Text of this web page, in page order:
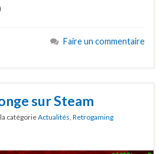
Faire un commentaire
sur Steam
catégorieActualités, Retrogaming